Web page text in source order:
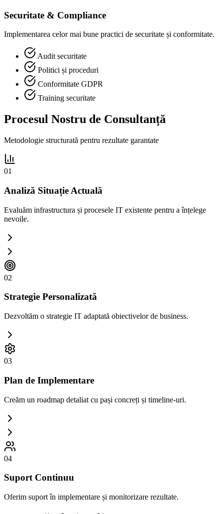
Securitate & Compliance
Implementarea celor mai bune practici de securitate și conformitate.
Audit securitate
Politici și proceduri
Conformitate GDPR
Training securitate
Procesul Nostru de Consultanță
Metodologie structurată pentru rezultate garantate
01
Analiză Situație Actuală
Evaluăm infrastructura și procesele IT existente pentru a înțelege
nevoile.
02
Strategie Personalizată
Dezvoltăm o strategie IT adaptată obiectivelor de business.
03
Plan de Implementare
Creăm un roadmap detaliat cu pași concreți și timeline-uri.
04
Suport Continuu
Oferim suport în implementare și monitorizare rezultate.